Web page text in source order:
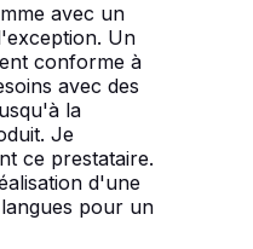
avec un
Un
conforme à
avec des
la
Je
ce prestataire.
d'une
pour un